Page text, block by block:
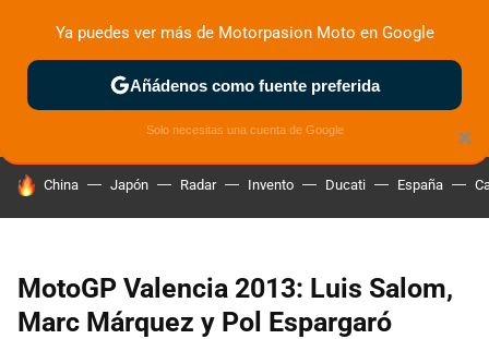
ZONA DE PRUEBAS DEPORTIVAS MOTOS ELÉCTRICAS
HOY SE HABLA DE
China Japón Radar Invento Ducati España
MotoGP Valencia 2013: Luis Salom,
Marc Márquez y Pol Espargaró
×
Ya puedes ver más de Motorpasion Moto en Google
Añádenos como fuente preferida
Solo necesitas una cuenta de Google